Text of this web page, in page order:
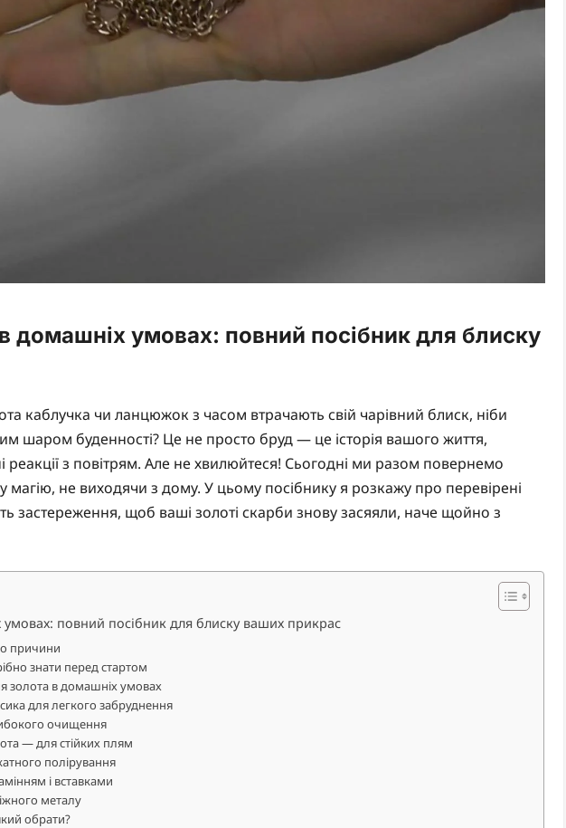
домашніх умовах: повний посібник для блиску
каблучка чи ланцюжок з часом втрачають свій чарівний блиск, ніби
шаром буденності? Це не просто бруд — це історія вашого життя,
реакції з повітрям. Але не хвилюйтеся! Сьогодні ми разом повернемо
не виходячи з дому. У цьому посібнику я розкажу про перевірені
застереження, щоб ваші золоті скарби знову засяяли, наче щойно з
повний посібник для блиску ваших прикрас
причини
знати перед стартом
золота в домашніх умовах
для легкого забруднення
очищення
— для стійких плям
полірування
і вставками
металу
обрати?